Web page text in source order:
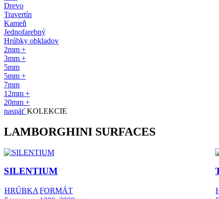
Drevo
Travertín
Kameň
Jednofarebný
Hrúbky obkladov
2mm +
3mm +
5mm
5mm +
7mm
12mm +
20mm +
naspäť KOLEKCIE
LAMBORGHINI SURFACES
SILENTIUM
HRÚBKA FORMÁT